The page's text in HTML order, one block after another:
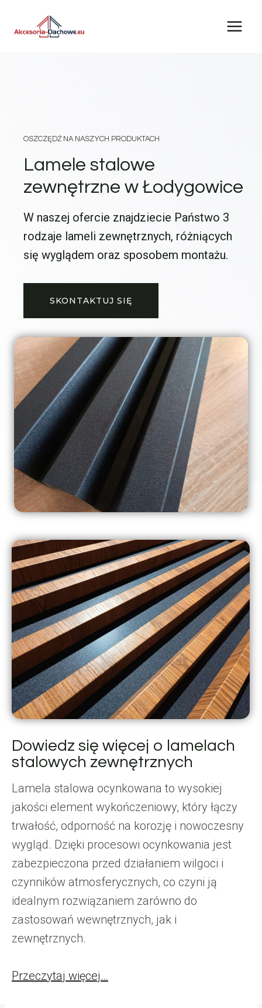
OSZCZĘDŹ NA NASZYCH PRODUKTACH
Lamele stalowe
zewnętrzne w Łodygowice
W naszej ofercie znajdziecie Państwo 3
rodzaje lameli zewnętrznych, różniących
się wyglądem oraz sposobem montażu.
SKONTAKTUJ SIĘ
Dowiedz się więcej o lamelach
stalowych zewnętrznych
Lamela stalowa ocynkowana to wysokiej
jakości element wykończeniowy, który łączy
trwałość, odporność na korozję i nowoczesny
wygląd. Dzięki procesowi ocynkowania jest
zabezpieczona przed działaniem wilgoci i
czynników atmosferycznych, co czyni ją
idealnym rozwiązaniem zarówno do
zastosowań wewnętrznych, jak i
zewnętrznych.
Przeczytaj więcej…